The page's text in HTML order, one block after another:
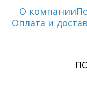
О компании
Оплата и